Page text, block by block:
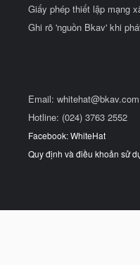
Giấy phép thiết lập mạng
Ghi rõ 'nguồn Bkav' khi
Email: whitehat@bkav.com
Hotline: (024) 3763 2552
Facebook: WhiteHat
Quy định và điều khoản sử